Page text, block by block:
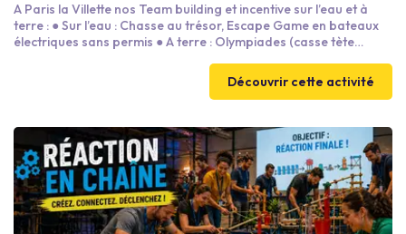
A Paris la Villette nos Team building et incentive sur l’eau et à
terre : ● Sur l’eau : Chasse au trésor, Escape Game en bateaux
électriques sans permis ● A terre : Olympiades (casse tète
jeux de mémoires, ski géants, concours de pétanques,
fléchettes…) ● A terre : Challenges avec des jeux gonflables
Jeu avec des bar à thèmes où nos animateurs mettent le feu
Découvrir cette activité